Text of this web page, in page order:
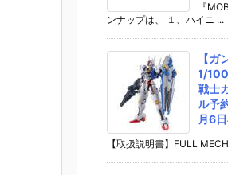
『
ンナップは、 １、ハイニ ...
【
1/
戦士
ル予
月6
【取扱説明書】FULL